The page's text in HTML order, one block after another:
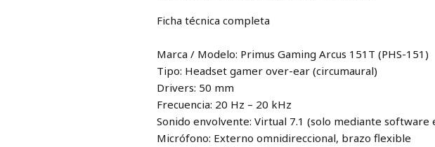
Ficha técnica completa
Marca / Modelo: Primus Gaming Arcus 151T (PHS-151)
Tipo: Headset gamer over-ear (circumaural)
Drivers: 50 mm
Frecuencia: 20 Hz – 20 kHz
Sonido envolvente: Virtual 7.1 (solo mediante software
Micrófono: Externo omnidireccional, brazo flexible